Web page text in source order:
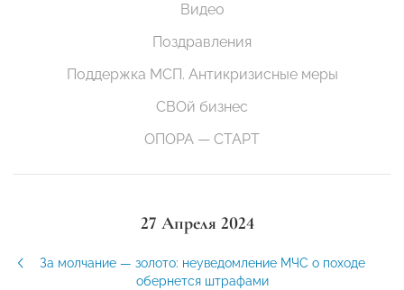
Видео
Поздравления
Поддержка МСП. Антикризисные меры
СВОй бизнес
ОПОРА — СТАРТ
27 Апреля 2024
За молчание — золото: неуведомление МЧС о походе
обернется штрафами